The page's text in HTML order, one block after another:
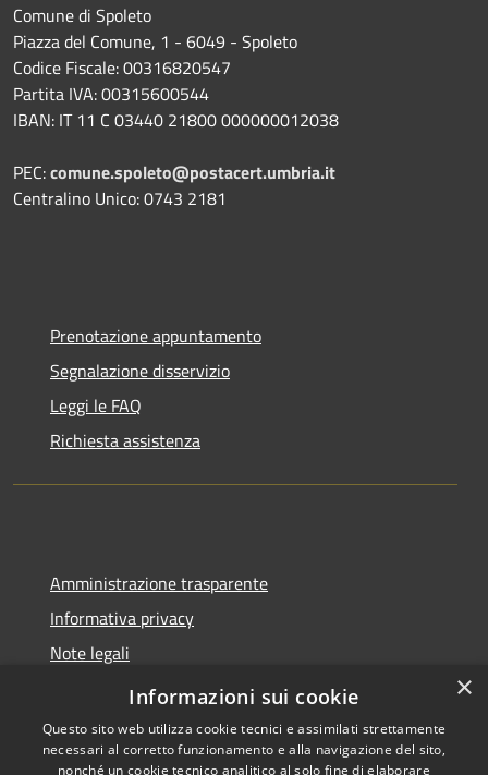
Comune di Spoleto
Piazza del Comune, 1 - 6049 - Spoleto
Codice Fiscale: 00316820547
Partita IVA: 00315600544
IBAN: IT 11 C 03440 21800 000000012038
PEC:comune.spoleto@postacert.umbria.it
Centralino Unico: 0743 2181
Prenotazione appuntamento
Segnalazione disservizio
Leggi le FAQ
Richiesta assistenza
Amministrazione trasparente
Informativa privacy
Note legali
Dichiarazione di accessibilità
×
Informazioni sui cookie
Questo sito web utilizza cookie tecnici e assimilati strettamente
necessari al corretto funzionamento e alla navigazione del sito,
nonché un cookie tecnico analitico al solo fine di elaborare